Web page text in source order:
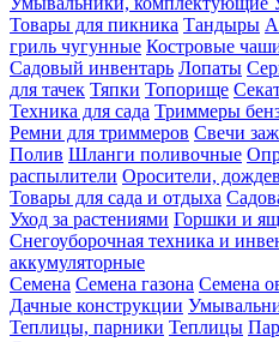
Товары для пикника Тандыры
гриль чугунные Костровые
Садовый инвентарь Лопаты
для тачек Тяпки Топорище
Техника для сада Триммеры
Ремни для триммеров Свечи
Полив Шланги поливочные
распылители Оросители,
Товары для сада и отдыха
Уход за растениями Горшки и
Снегоуборочная техника и
аккумуляторные
Семена Семена газона Семена
Дачные конструкции
Теплицы, парники Теплицы